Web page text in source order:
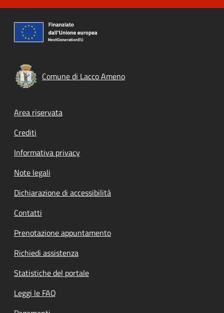
Comune di Lacco Ameno
Footer menu
Area riservata
Crediti
Informativa privacy
Note legali
Dichiarazione di accessibilità
Contatti
Prenotazione appuntamento
Richiedi assistenza
Statistiche del portale
Leggi le FAQ